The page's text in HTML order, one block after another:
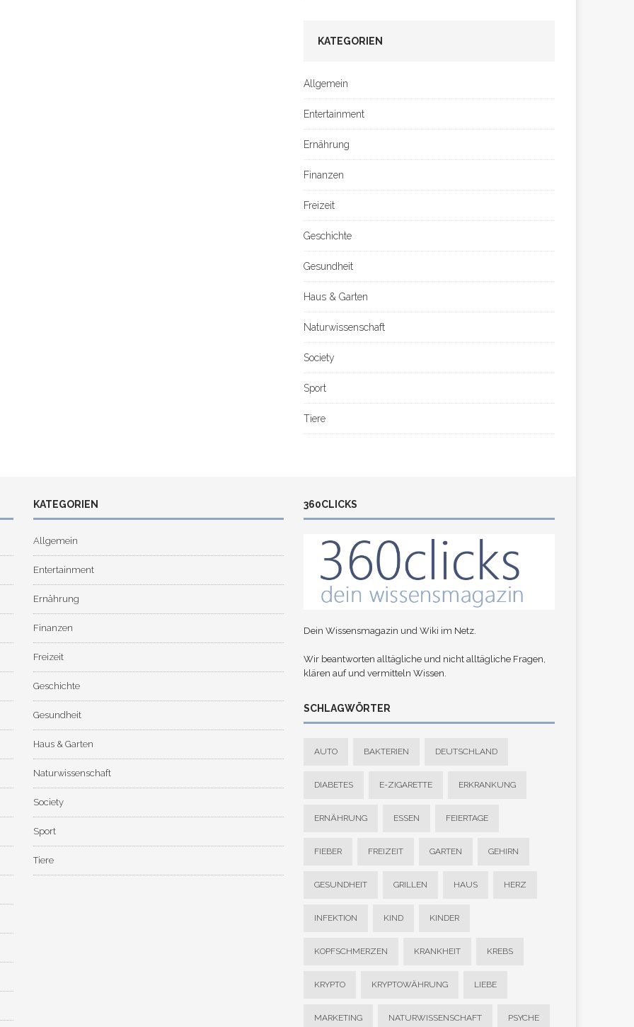
KATEGORIEN
Allgemein
Entertainment
Ernährung
Finanzen
Freizeit
Geschichte
Gesundheit
Haus & Garten
Naturwissenschaft
Society
Sport
Tiere
KATEGORIEN
Allgemein
Entertainment
Ernährung
Finanzen
Freizeit
Geschichte
Gesundheit
Haus & Garten
Naturwissenschaft
Society
Sport
Tiere
360CLICKS
Dein Wissensmagazin und Wiki im Netz.
Wir beantworten alltägliche und nicht alltägliche Fragen,
klären auf und vermitteln Wissen.
SCHLAGWÖRTER
AUTO BAKTERIEN DEUTSCHLAND
DIABETES E-ZIGARETTE ERKRANKUNG
ERNÄHRUNG ESSEN FEIERTAGE
FIEBER FREIZEIT GARTEN GEHIRN
GESUNDHEIT GRILLEN HAUS HERZ
INFEKTION KIND KINDER
KOPFSCHMERZEN KRANKHEIT KREBS
KRYPTO KRYPTOWÄHRUNG LIEBE
MARKETING NATURWISSENSCHAFT PSYCHE